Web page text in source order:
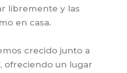
libremente y las
en casa.
crecido junto a
ofreciendo un lugar